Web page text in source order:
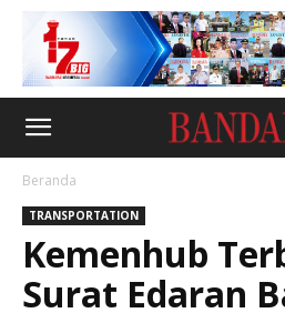
Beranda
TRANSPORTATION
Kemenhub
Surat Edaran